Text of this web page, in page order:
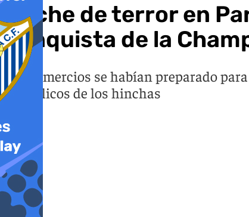
Noche de terror en
conquista de la
Los comercios se habían preparado
vandálicos de los hinchas